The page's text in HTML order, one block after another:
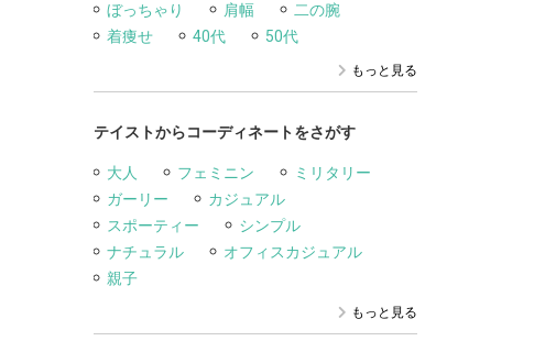
ぼっちゃり
肩幅
二の腕
着痩せ
40代 50代
もっと見る
テイストからコーディネートをさがす
大人 フェミニン
ミリタリー
ガーリー
カジュアル
スポーティー
シンプル
ナチュラル
オフィスカジュアル
親子
もっと見る